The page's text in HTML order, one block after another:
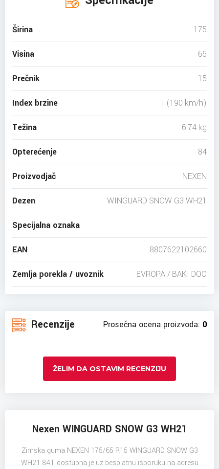
Širina 175
Visina 65
Prečnik 15
Index brzine T (190 km/h)
Težina 6.74 kg
Opterećenje 84
Proizvodjač NEXEN
Dezen WINGUARD SNOW G3 WH21
Specijalna oznaka
EAN 8807622102660
Zemlja porekla / uvoznik EVROPA / BAKI DOO
Recenzije Prosečna ocena proizvoda: 0
ŽELIM DA OSTAVIM RECENZIJU
Nexen WINGUARD SNOW G3 WH21
Zimska guma NEXEN 175/65 R15 WINGUARD SNOW G3
WH21 84T dostupna je uz besplatnu isporuku na adresu